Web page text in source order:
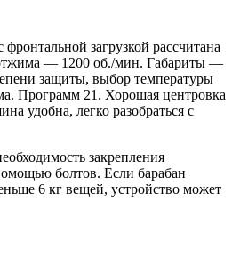
загрузкой рассчитана
— 1200 об./мин. Габариты —
защиты, выбор температуры
Программ 21. Хорошая центровка
удобна, легко разобраться с
закрепления
болтов. Если барабан
6 кг вещей, устройство может